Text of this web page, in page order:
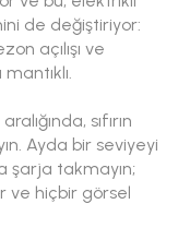
de değiştiriyor:
açılışı ve
sıfırın
Ayda bir seviyeyi
şarja takmayın;
ve hiçbir görsel